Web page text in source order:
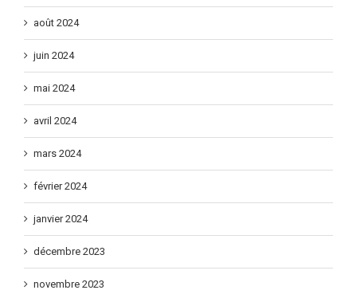
août 2024
juin 2024
mai 2024
avril 2024
mars 2024
février 2024
janvier 2024
décembre 2023
novembre 2023